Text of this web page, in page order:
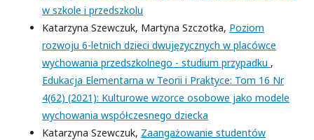
w szkole i przedszkolu
Katarzyna Szewczuk, Martyna Szczotka, Poziom
rozwoju 6-letnich dzieci dwujęzycznych w placówce
wychowania przedszkolnego - studium przypadku ,
Edukacja Elementarna w Teorii i Praktyce: Tom 16 Nr
4(62) (2021): Kulturowe wzorce osobowe jako modele
wychowania współczesnego dziecka
Katarzyna Szewczuk, Zaangażowanie studentów